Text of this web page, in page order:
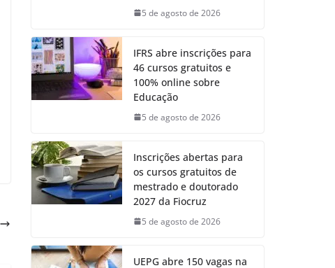
5 de agosto de 2026
IFRS abre inscrições para
46 cursos gratuitos e
100% online sobre
Educação
5 de agosto de 2026
Inscrições abertas para
os cursos gratuitos de
mestrado e doutorado
2027 da Fiocruz
5 de agosto de 2026
UEPG abre 150 vagas na